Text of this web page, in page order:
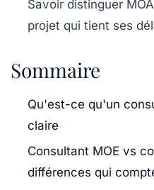
Savoir distinguer
projet qui tient ses
Sommaire
Qu'est-ce qu'un
claire
Consultant MOE vs
différences qui